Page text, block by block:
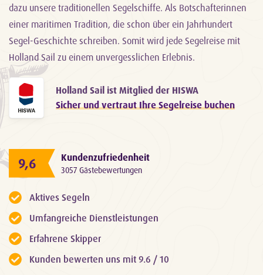
dazu unsere traditionellen Segelschiffe. Als Botschafterinnen
einer maritimen Tradition, die schon über ein Jahrhundert
Segel-Geschichte schreiben. Somit wird jede Segelreise mit
Holland Sail zu einem unvergesslichen Erlebnis.
Holland Sail ist Mitglied der HISWA
Sicher und vertraut Ihre Segelreise buchen
9,6 Kundenzufriedenheit
3057 Gästebewertungen
Aktives Segeln
Umfangreiche Dienstleistungen
Erfahrene Skipper
Kunden bewerten uns mit 9.6 / 10